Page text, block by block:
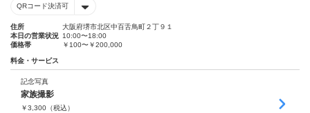
QRコード決済可
住所
大阪府堺市北区中百舌鳥町２丁９１
本日の営業状況 10:00〜18:00
価格帯
￥100〜￥200,000
料金・サービス
記念写真
家族撮影
￥3,300 （税込）